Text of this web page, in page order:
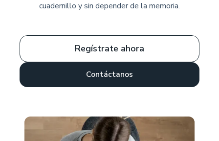
cuadernillo y sin depender de la memoria.
Regístrate ahora
Contáctanos